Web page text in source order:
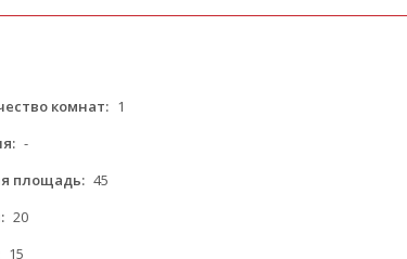
комнат: 1
-
площадь: 45
20
15